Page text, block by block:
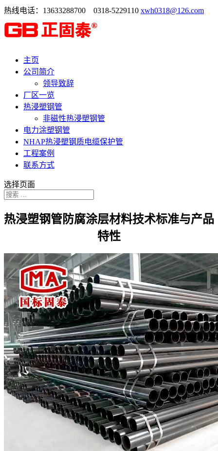
热线电话：13633288700 0318-5229110 xwh0318@126.com
主页
公司简介
领导致辞
厂区一览
热浸塑钢管
非磁性热浸塑钢管
电力涂塑钢管
NHAP热浸塑钢质电缆保护管
工程案例
联系方式
选择页面
热浸塑钢管防腐涂层材料技术标准与产品
特性